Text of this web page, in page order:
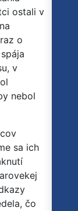
ostali v
o
v
nebol
sa ich
čo